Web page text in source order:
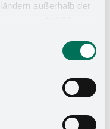
außerhalb der
zugreifen,
Einstellung
Vorgänge ein. Sie
Sie in unserer